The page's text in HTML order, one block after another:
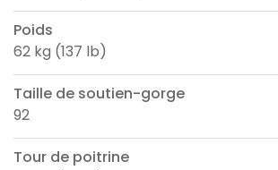
Poids
62 kg (137 lb)
Taille de soutien-gorge
92
Tour de poitrine